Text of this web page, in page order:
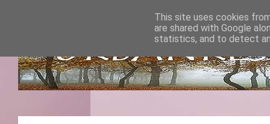
This site uses cookies
are shared with Google
statistics, and to detect